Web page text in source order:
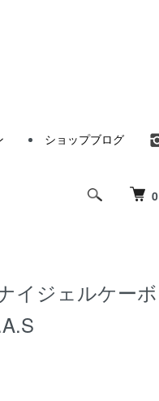
0
ショップブログ
イジェルケーボ